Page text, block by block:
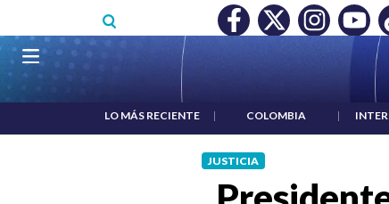
MÍNIMO NO DESTRUYÓ EMPLEO: JP MORGAN | "HABLAR
Navegación principal
LO MÁS RECIENTE | COLOMBIA |
JUSTICIA